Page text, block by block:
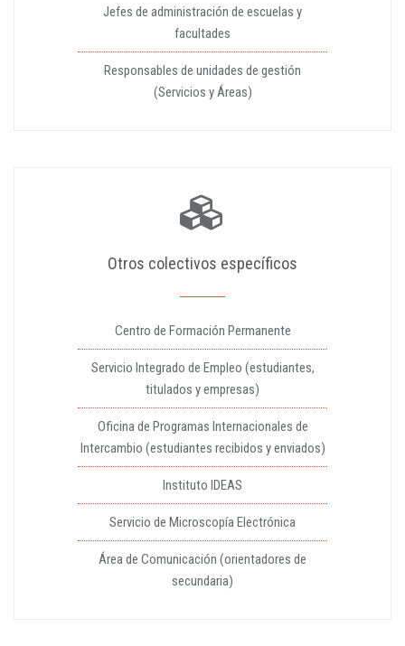
Jefes de administración de escuelas y
facultades
Responsables de unidades de gestión
(Servicios y Áreas)
Otros colectivos específicos
Centro de Formación Permanente
Servicio Integrado de Empleo (estudiantes,
titulados y empresas)
Oficina de Programas Internacionales de
Intercambio (estudiantes recibidos y enviados)
Instituto IDEAS
Servicio de Microscopía Electrónica
Área de Comunicación (orientadores de
secundaria)